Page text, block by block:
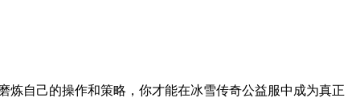
自己的操作和策略，你才能在冰雪传奇公益服中成为真正